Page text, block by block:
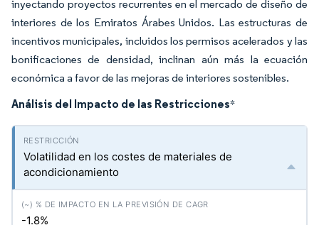
inyectando proyectos recurrentes en el mercado de diseño de
interiores de los Emiratos Árabes Unidos. Las estructuras de
incentivos municipales, incluidos los permisos acelerados y las
bonificaciones de densidad, inclinan aún más la ecuación
económica a favor de las mejoras de interiores sostenibles.
Análisis del Impacto de las Restricciones*
Volatilidad en los costes de materiales de
acondicionamiento
-1.8%